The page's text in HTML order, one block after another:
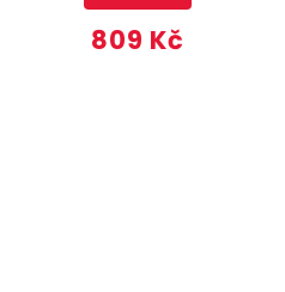
809 Kč